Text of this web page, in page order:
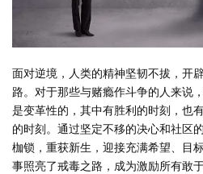
面对逆境，人类的精神坚韧不拔，开
路。对于那些与赌瘾作斗争的人来说
是变革性的，其中有胜利的时刻，也
的时刻。通过坚定不移的决心和社区
枷锁，重获新生，迎接充满希望、目
事照亮了戒毒之路，成为激励所有敢